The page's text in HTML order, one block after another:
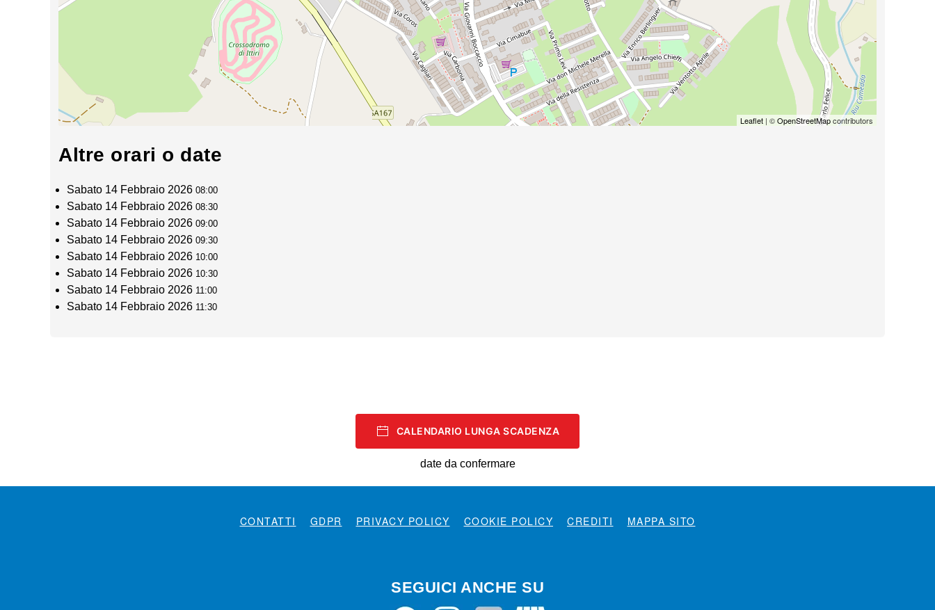
Leaflet | ©OpenStreetMapcontributors
Altre orari o date
Sabato 14 Febbraio 2026 08:00
Sabato 14 Febbraio 2026 08:30
Sabato 14 Febbraio 2026 09:00
Sabato 14 Febbraio 2026 09:30
Sabato 14 Febbraio 2026 10:00
Sabato 14 Febbraio 2026 10:30
Sabato 14 Febbraio 2026 11:00
Sabato 14 Febbraio 2026 11:30
CALENDARIO LUNGA SCADENZA
date da confermare
CONTATTI GDPR PRIVACY POLICY COOKIE POLICY CREDITI MAPPA SITO
SEGUICI ANCHE SU